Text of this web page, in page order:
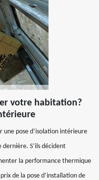
votre habitation?
une pose d’isolation intérieure
S’ils décident
la performance thermique
de la pose d’installation de